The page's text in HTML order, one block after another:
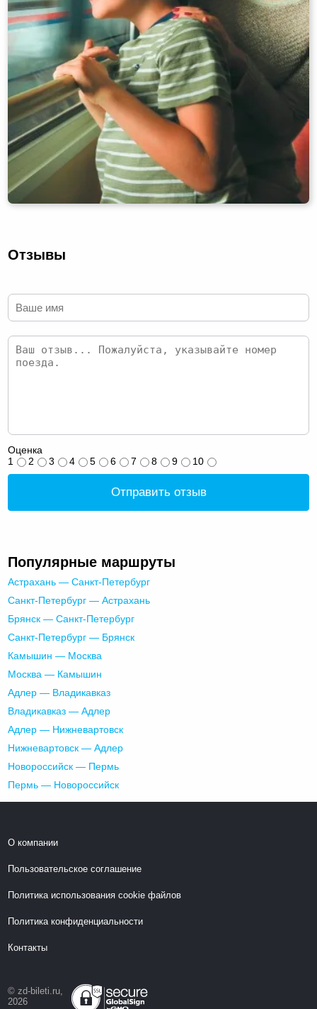
Отзывы
Оценка
1
2 3 4 5 6 7 8 9 10
Отправить отзыв
Популярные маршруты
Астрахань — Санкт-Петербург
Санкт-Петербург — Астрахань
Брянск — Санкт-Петербург
Санкт-Петербург — Брянск
Камышин — Москва
Москва — Камышин
Адлер — Владикавказ
Владикавказ — Адлер
Адлер — Нижневартовск
Нижневартовск — Адлер
Новороссийск — Пермь
Пермь — Новороссийск
О компании
Пользовательское соглашение
Политика использования cookie файлов
Политика конфиденциальности
Контакты
© zd-bileti.ru,
2026